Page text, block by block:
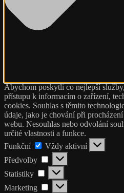
Abychom poskytli co nejlepší
přístupu k informacím o zařízení,
cookies. Souhlas s těmito
údaje, jako je chování při
webu. Nesouhlas nebo odvolání
určité vlastnosti a funkce.
Funkční
Funkční
Vždy aktivní
Předvolby
Předvolby
Statistiky Statistiky
Marketing Marketing